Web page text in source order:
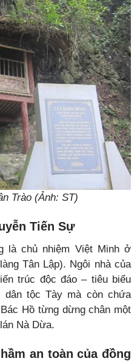
Trào (Ảnh: ST)
Tiến Sự
là chủ nhiệm Việt Minh ở
Tân Lập). Ngôi nhà của
trúc độc đáo – tiêu biểu
dân tộc Tày mà còn chứa
Hồ từng dừng chân một
Nà Dừa.
an toàn của đồng